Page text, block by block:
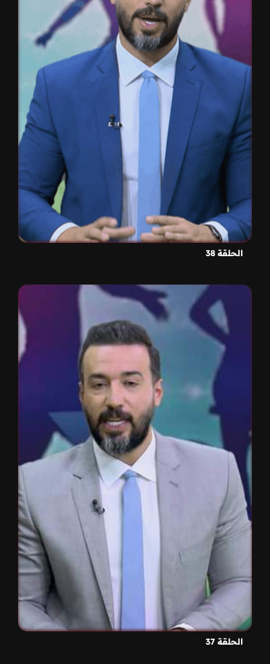
الحلقة 38
الحلقة 37